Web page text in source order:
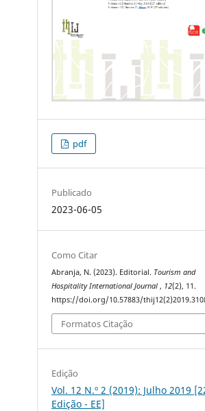
pdf
Publicado
2023-06-05
Como Citar
Abranja, N. (2023). Editorial. Tourism and
Hospitality International Journal, 12(2), 11.
https://doi.org/10.57883/
Formatos Citação
Edição
Vol. 12 N.º 2 (2019): Julho 2019
Edição - EE]